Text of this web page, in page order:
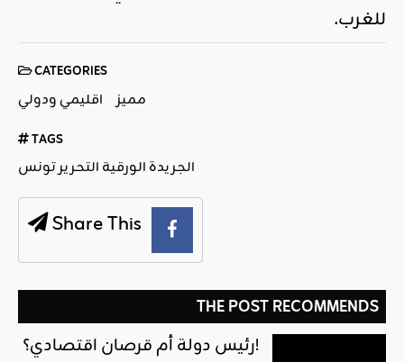
للغرب.
CATEGORIES
اقليمي ودولي مميز
TAGS
الجريدة الورقية التحرير تونس
Share This
THE POST RECOMMENDS
رئيس دولة أم قرصان اقتصادي؟!